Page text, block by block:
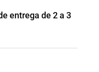
entrega de 2 a 3